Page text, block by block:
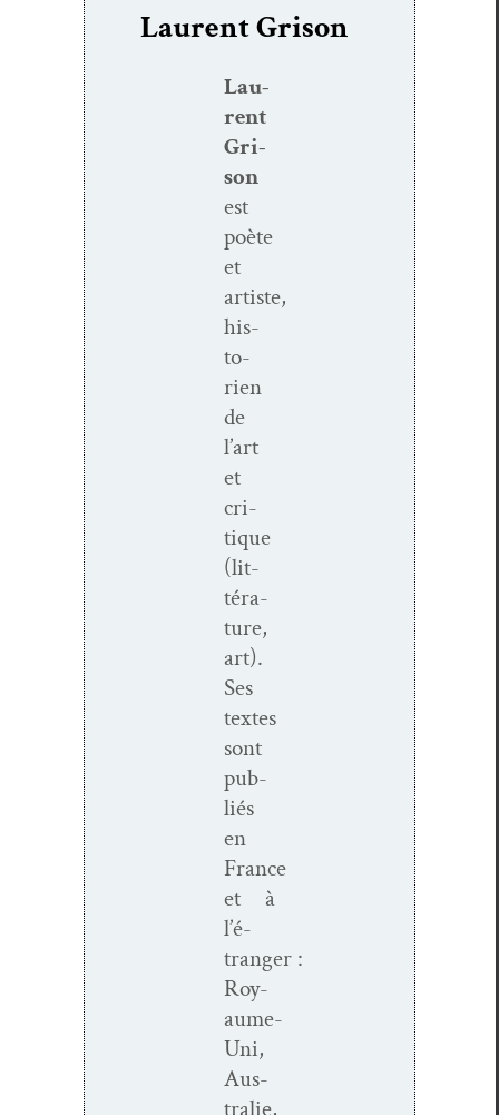
Laurent Grison
Lau­
rent
Gri­
son
est
poète
et
artiste,
his­
to­
rien
de
l’art
et
cri­
tique
(lit­
téra­
ture,
art).
Ses
textes
sont
pub­
liés
en
France
et à
l’é­
tranger :
Roy­
aume-
Uni,
Aus­
tralie,